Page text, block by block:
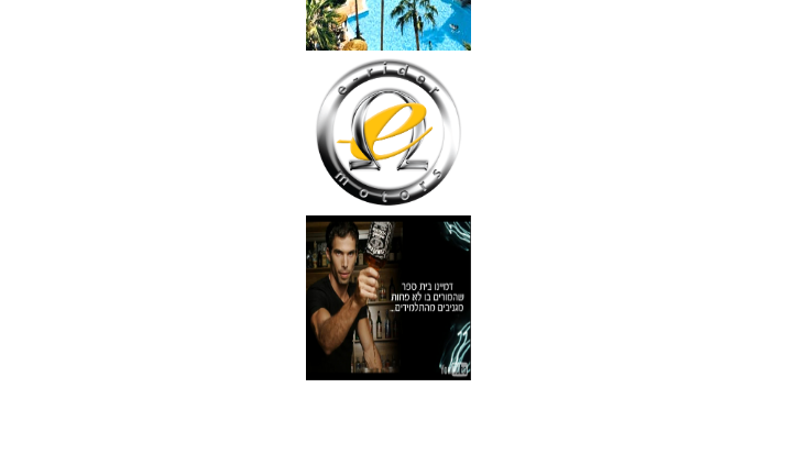
720
₪
מידע נוסף
פינצטה לד מאירה
30
₪
מידע נוסף
Pour Homme125ML by I
285
₪
מידע נוסף